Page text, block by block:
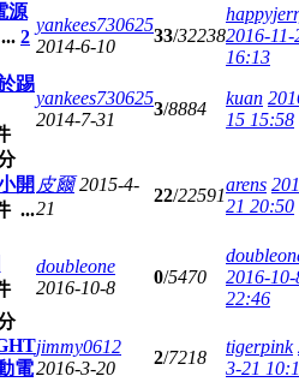
源
... 2
yankees730625
2014-6-10
33/322382016-11-
16:13
踢
yankees730625
2014-7-31
3/8884
kuan
15 15:58
開
...
皮爾 2015-4-
21
22/22591
arens
21 20:50
doubleone
2016-10-8
0/5470
2016-10-
22:46
電
jimmy0612
2016-3-20
2/7218
tigerpink
3-21